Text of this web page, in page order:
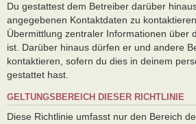
Du gestattest dem Betreiber darüber
angegebenen Kontaktdaten zu
Übermittlung zentraler Informationen über
ist. Darüber hinaus dürfen er und andere
kontaktieren, sofern du dies in deinem
gestattet hast.
GELTUNGSBEREICH DIESER RICHTLINIE
Diese Richtlinie umfasst nur den Bereich